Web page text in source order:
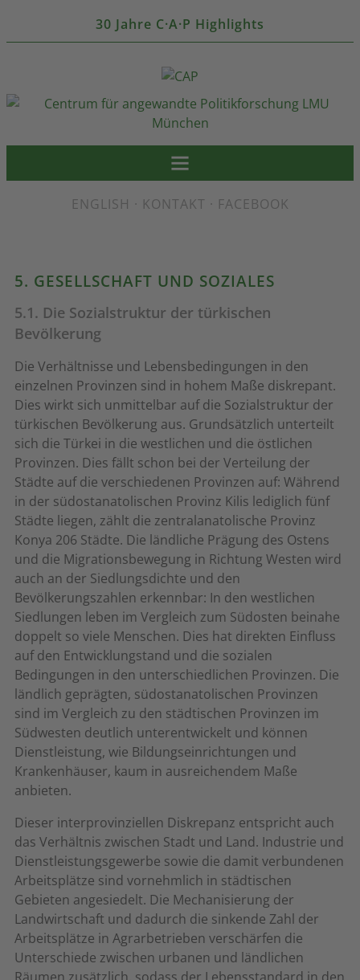
30 Jahre C·A·P Highlights
ENGLISH · KONTAKT · FACEBOOK
5. GESELLSCHAFT UND SOZIALES
5.1. Die Sozialstruktur der türkischen
Bevölkerung
Die Verhältnisse und Lebensbedingungen in den
einzelnen Provinzen sind in hohem Maße diskrepant.
Dies wirkt sich unmittelbar auf die Sozialstruktur der
türkischen Bevölkerung aus. Grundsätzlich unterteilt
sich die Türkei in die westlichen und die östlichen
Provinzen. Dies fällt schon bei der Verteilung der
Städte auf die verschiedenen Provinzen auf: Während
in der südostanatolischen Provinz Kilis lediglich fünf
Städte liegen, zählt die zentralanatolische Provinz
Konya 206 Städte. Die ländliche Prägung des Ostens
und die Migrationsbewegung in Richtung Westen wird
auch an der Siedlungsdichte und den
Bevölkerungszahlen erkennbar: In den westlichen
Siedlungen leben im Vergleich zum Südosten beinahe
doppelt so viele Menschen. Dies hat direkten Einfluss
auf den Entwicklungstand und die sozialen
Bedingungen in den unterschiedlichen Provinzen. Die
ländlich geprägten, südostanatolischen Provinzen
sind im Vergleich zu den städtischen Provinzen im
Südwesten deutlich unterentwickelt und können
Dienstleistung, wie Bildungseinrichtungen und
Krankenhäuser, kaum in ausreichendem Maße
anbieten.
Dieser interprovinziellen Diskrepanz entspricht auch
das Verhältnis zwischen Stadt und Land. Industrie und
Dienstleistungsgewerbe sowie die damit verbundenen
Arbeitsplätze sind vornehmlich in städtischen
Gebieten angesiedelt. Die Mechanisierung der
Landwirtschaft und dadurch die sinkende Zahl der
Arbeitsplätze in Agrarbetrieben verschärfen die
Unterschiede zwischen urbanen und ländlichen